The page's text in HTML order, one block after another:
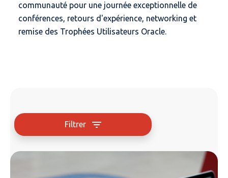
communauté pour une journée exceptionnelle de
conférences, retours d'expérience, networking et
remise des Trophées Utilisateurs Oracle.
Filtrer